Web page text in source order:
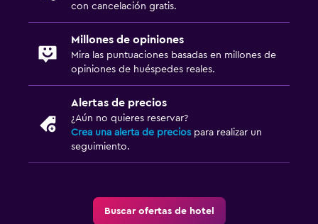
con cancelación gratis.
Millones de opiniones
Mira las puntuaciones basadas en millones de
opiniones de huéspedes reales.
Alertas de precios
¿Aún no quieres reservar?
Crea una alerta de precios para realizar un
seguimiento.
Buscar ofertas de hotel